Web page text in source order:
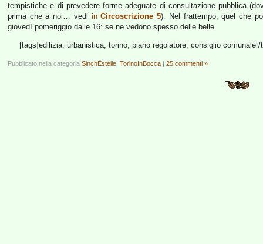
tempistiche e di prevedere forme adeguate di consultazione pubblica
prima che a noi… vedi inCircoscrizione 5). Nel frattempo, quel che
giovedì pomeriggio dalle 16: se ne vedono spesso delle belle.
[tags]edilizia, urbanistica, torino, piano regolatore, consiglio comunale[/
Pubblicato nella categoria SinchËstèile TorinoInBocca | 25 commenti »